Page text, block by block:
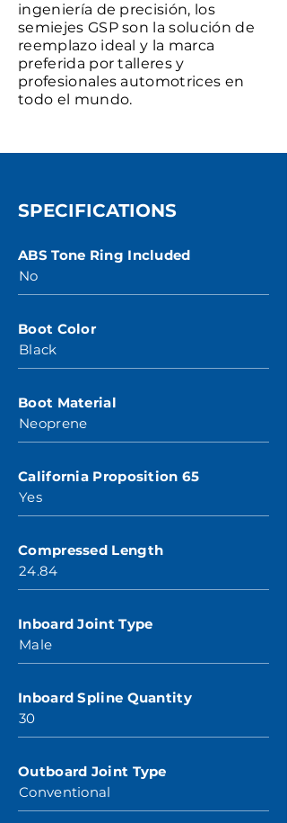
ingeniería de precisión, los
semiejes GSP son la solución de
reemplazo ideal y la marca
preferida por talleres y
profesionales automotrices en
todo el mundo.
SPECIFICATIONS
ABS Tone Ring Included
No
Boot Color
Black
Boot Material
Neoprene
California Proposition 65
Yes
Compressed Length
24.84
Inboard Joint Type
Male
Inboard Spline Quantity
30
Outboard Joint Type
Conventional